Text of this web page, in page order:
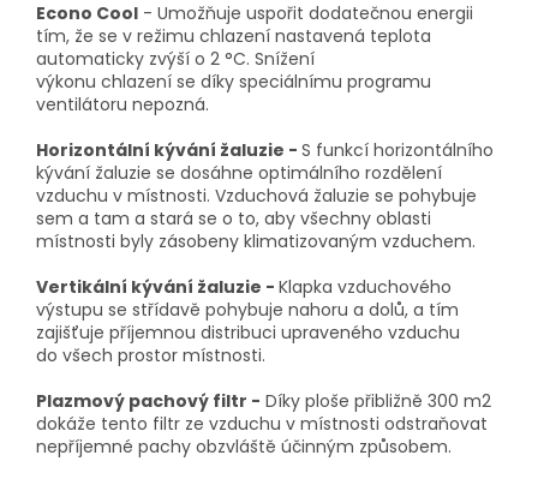
Econo Cool - Umožňuje uspořit dodatečnou energii
tím, že se v režimu chlazení nastavená teplota
automaticky zvýší o 2 °C. Snížení
výkonu chlazení se díky speciálnímu programu
ventilátoru nepozná.
Horizontální kývání žaluzie - S funkcí horizontálního
kývání žaluzie se dosáhne optimálního rozdělení
vzduchu v místnosti. Vzduchová žaluzie se pohybuje
sem a tam a stará se o to, aby všechny oblasti
místnosti byly zásobeny klimatizovaným vzduchem.
Vertikální kývání žaluzie - Klapka vzduchového
výstupu se střídavě pohybuje nahoru a dolů, a tím
zajišťuje příjemnou distribuci upraveného vzduchu
do všech prostor místnosti.
Plazmový pachový filtr - Díky ploše přibližně 300 m2
dokáže tento filtr ze vzduchu v místnosti odstraňovat
nepříjemné pachy obzvláště účinným způsobem.